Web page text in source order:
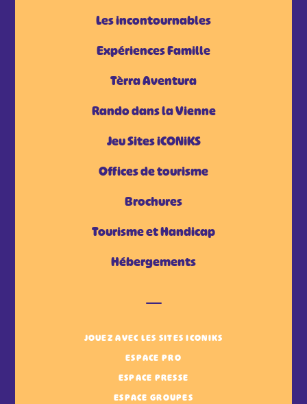
Les incontournables
Expériences Famille
Tèrra Aventura
Rando dans la Vienne
Jeu Sites iCONiKS
Offices de tourisme
Brochures
Tourisme et Handicap
Hébergements
JOUEZ AVEC LES SITES ICONIKS
ESPACE PRO
ESPACE PRESSE
ESPACE GROUPES